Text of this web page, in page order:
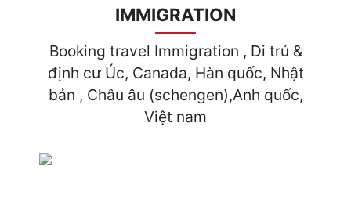
IMMIGRATION
Booking travel Immigration , Di trú &
định cư Úc, Canada, Hàn quốc, Nhật
bản , Châu âu (schengen),Anh quốc,
Việt nam